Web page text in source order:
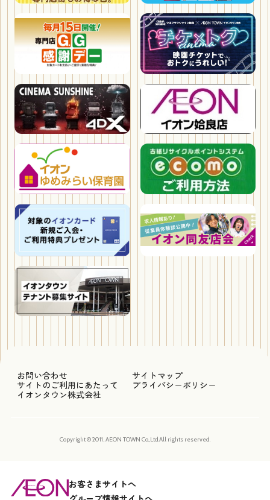
お問い合わせ
サイトマップ
サイトのご利用にあたって
プライバシーポリシー
イオンタウン株式会社
Copyright © 2011, AEON TOWN Co.,Ltd.All rights reserved.
お客さまサイトへ